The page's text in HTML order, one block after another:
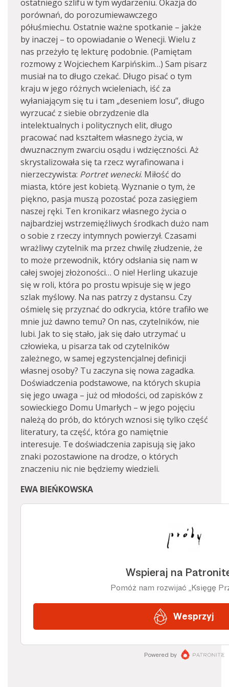
ostatniego szlifu w tym wydarzeniu. Okazja do
porównań, do porozumiewawczego
półuśmiechu. Ostatnie ważne spotkanie – jakże
by inaczej – to opowiadanie o Wenecji. Wielu z
nas przeżyło tę lekturę podobnie. (Pamiętam
rozmowy z Wojciechem Karpińskim…) Sam pisarz
musiał na to długo czekać. Długo pisać o tym
kraju w jego różnych wcieleniach, iść za
wyłaniającym się tu i tam „deseniem losu”, długo
wyrzucać z siebie obrzydzenie dla
intelektualnych i politycznych elit, długo
pracować nad kształtem własnego życia, w
dwuznacznym zwarciu osądu i wdzięczności. Aż
skrystalizowała się ta rzecz wyrafinowana i
nierzeczywista: Portret wenecki. Miłość do
miasta, które jest kobietą. Wyznanie o tym, że
piękno, pasja muszą pozostać poza zasięgiem
naszej ręki. Ten kronikarz własnego życia o
najbardziej wstrzemięźliwych środkach dużo nam
o sobie z rzeczy intymnych powierzył. Czasami
wrażliwy czytelnik ma przez chwilę złudzenie, że
to może przewodnik, który odsłania się nam w
całej swojej złożoności… O nie! Herling ukazuje
się w roli, która po prostu wpisuje się w jego
szlak myślowy. Na nas patrzy z dystansu. Czy
ośmielę się przyznać do odkrycia, które trafiło we
mnie już dawno temu? On nas, czytelników, nie
lubi. Jak to się stało, jak się dało utrzymać u
człowieka, u pisarza tak od czytelników
zależnego, w samej egzystencjalnej definicji
własnej osoby? Tu zaczyna się nowa zagadka.
Doświadczenia podstawowe, na których skupia
się jego uwaga – już od młodości, od zapisków z
sowieckiego Domu Umarłych – w jego pojęciu
należą do prób, do których wznosi się tylko część
literatury, ta część, która go namiętnie
interesuje. Te doświadczenia zapisują się jako
znaki pozostawione na drodze, o których
znaczeniu nic nie będziemy wiedzieli.
EWA BIEŃKOWSKA